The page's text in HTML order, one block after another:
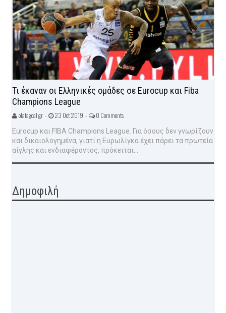
Τι έκαναν οι Ελληνικές ομάδες σε Eurocup και Fiba
Champions League
olatagoal.gr - 23 Oct 2019 - 0 Comments
Eurocup και FIBA Champions League. Για όσους δεν γνωρίζουν
και δικαιολογημένα, γιατί η Ευρωλίγκα έχει πάρει τα πρωτεία
αίγλης και ενδιαφέροντος, πρόκειται...
Δημοφιλή